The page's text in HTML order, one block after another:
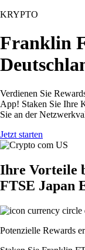
KRYPTO
Franklin
Verdienen Sie
App! Staken Sie Ihre
Sie an der
Jetzt starten
Ihre Vorteile
FTSE Japan
Potenzielle Rewards